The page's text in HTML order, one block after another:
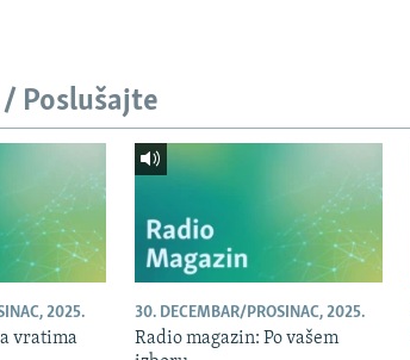
Poslušajte
2025.
vratima
30. DECEMBAR/PROSINAC, 2025.
Radio magazin: Po vašem